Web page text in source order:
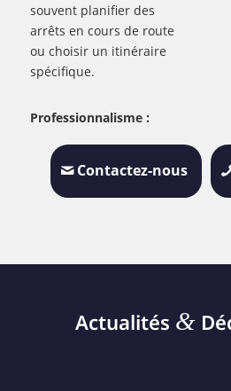
souvent planifier des
arrêts en cours de route
ou choisir un itinéraire
spécifique.
Professionnalisme :
Contactez-nous
Actualités &